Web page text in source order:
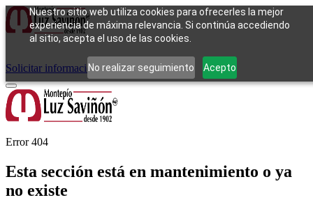
Nuestro sitio web utiliza cookies para ofrecerles la mejor
experiencia de máxima relevancia. Si continúa accediendo
al sitio, acepta el uso de las cookies.
No realizar seguimiento Acepto
Cómo funcionaTipos de empeñoCompraContacto
Solicitar información Iniciar sesión
Error 404
Esta sección está en mantenimiento o ya
no existe